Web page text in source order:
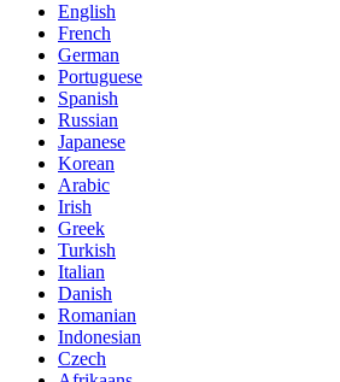
English
French
German
Portuguese
Spanish
Russian
Japanese
Korean
Arabic
Irish
Greek
Turkish
Italian
Danish
Romanian
Indonesian
Czech